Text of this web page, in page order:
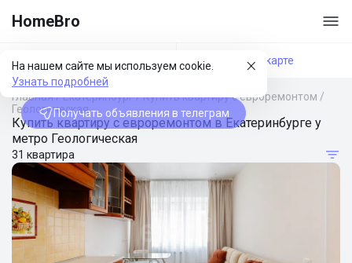
HomeBro
На нашем сайте мы используем cookie.
Узнать подробней
Получать объявления в телеграм
Фильтры На карте
Главная/Екатеринбург/Купить квартиру с евроремонтом /
Геологическая
Купить квартиру с евроремонтом в Екатеринбурге у
метро Геологическая
31 квартира